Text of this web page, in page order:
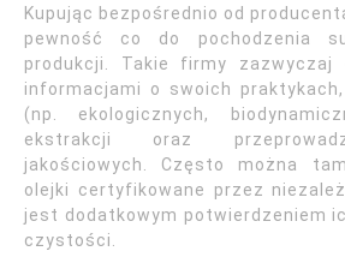
Kupując bezpośrednio od
pewność co do pochodzenia
produkcji. Takie firmy
informacjami o swoich
(np. ekologicznych,
ekstrakcji oraz
jakościowych. Często można
olejki certyfikowane przez
jest dodatkowym potwierdzeniem
czystości.